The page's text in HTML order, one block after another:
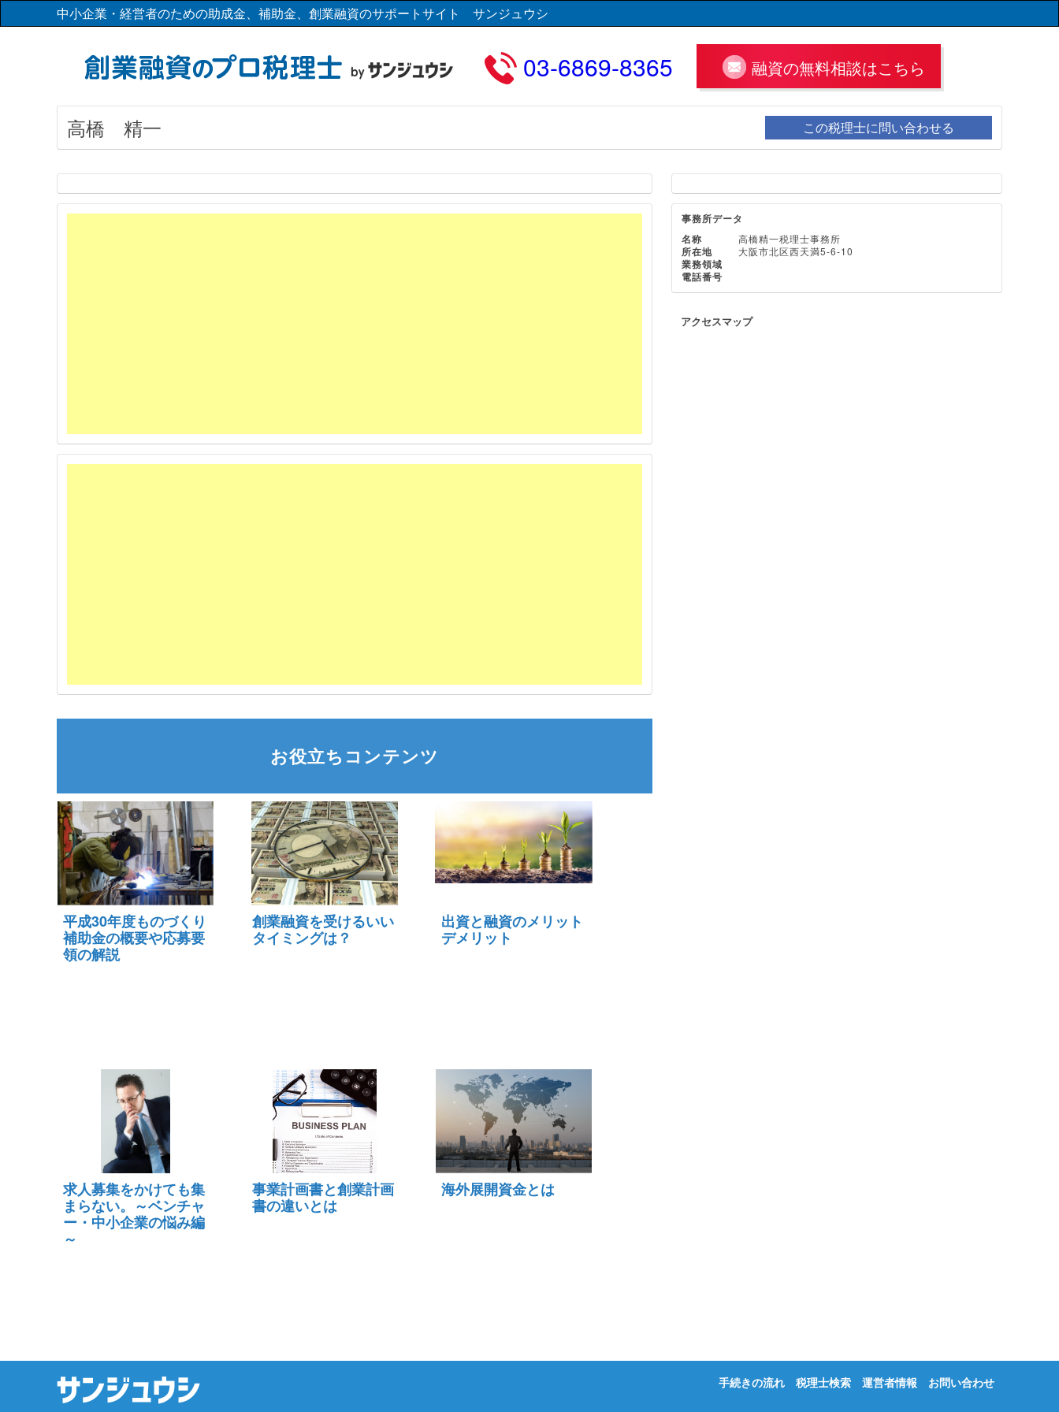
中小企業・経営者のための助成金、補助金、創業融資のサポートサイト サンジュウシ
03-6869-8365 融資の無料相談はこちら
高橋 精一 この税理士に問い合わせる
お役立ちコンテンツ
平成30年度ものづくり
補助金の概要や応募要
領の解説
創業融資を受けるいい
タイミングは？
出資と融資のメリット
デメリット
求人募集をかけても集
まらない。～ベンチャ
ー・中小企業の悩み編
～
事業計画書と創業計画
書の違いとは
海外展開資金とは
事務所データ
名称
高橋精一税理士事務所
所在地 大阪市北区西天満5-6-10
業務領域
電話番号
アクセスマップ
手続きの流れ 税理士検索 運営者情報 お問い合わせ